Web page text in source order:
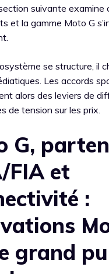
suivante examine
et la gamme Moto G
se structure, il
Les accords
alors des leviers de
de tension sur les prix.
G,
FIA et
:
grand